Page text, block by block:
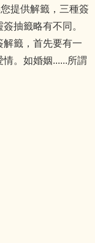
提供解籤，三種簽
抽籤略有不同。
籤，首先要有一
。如婚姻......所謂